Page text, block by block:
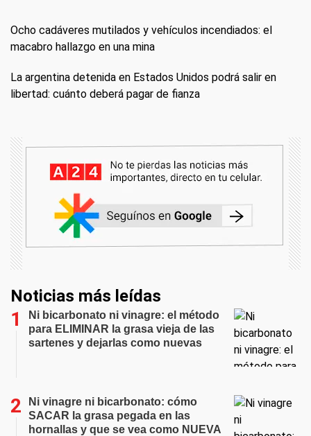
Ocho cadáveres mutilados y vehículos incendiados: el
macabro hallazgo en una mina
La argentina detenida en Estados Unidos podrá salir en
libertad: cuánto deberá pagar de fianza
Noticias más leídas
Ni bicarbonato ni vinagre: el método
para ELIMINAR la grasa vieja de las
sartenes y dejarlas como nuevas
Ni vinagre ni bicarbonato: cómo
SACAR la grasa pegada en las
hornallas y que se vea como NUEVA